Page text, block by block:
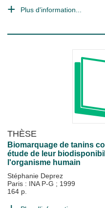
Plus d'information...
THÈSE
Biomarquage de tanins
étude de leur
l'organisme humain
Stéphanie Deprez
Paris : INA P-G ; 1999
164 p.